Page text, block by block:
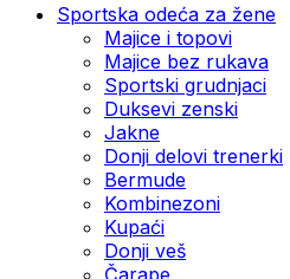
Sportska odeća za žene
Majice i topovi
Majice bez rukava
Sportski grudnjaci
Duksevi zenski
Jakne
Donji delovi trenerki
Bermude
Kombinezoni
Kupaći
Donji veš
Čarape